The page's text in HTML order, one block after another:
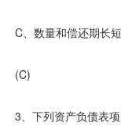
C、数量和偿还
(C)
3、下列资产负债表